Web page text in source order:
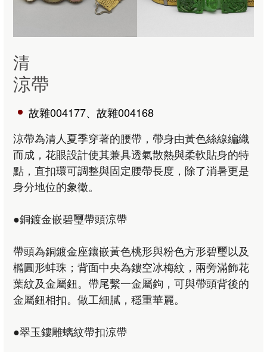
清
涼帶
故雜004177、故雜004168
涼帶為清人夏季穿著的腰帶，帶身由黃色絲線編織
而成，花眼設計使其兼具透氣散熱與柔軟貼身的特
點，直扣環可調整與固定腰帶長度，除了消暑更是
身分地位的象徵。
●銅鍍金嵌碧璽帶頭涼帶
帶頭為銅鍍金座鑲嵌黃色桃形與粉色方形碧璽以及
橢圓形蚌珠；背面中央為鏤空冰梅紋，兩旁滿飾花
葉紋及金屬鈕。帶尾繫一金屬鉤，可與帶頭背後的
金屬鈕相扣。做工細膩，穩重華麗。
●翠玉鏤雕螭紋帶扣涼帶